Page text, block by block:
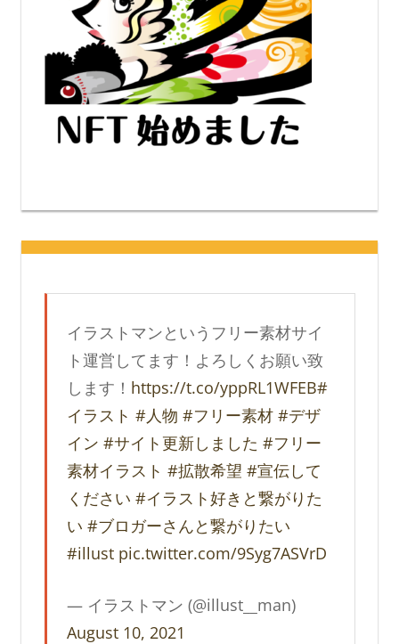
イラストマンというフリー素材サイ
ト運営してます！よろしくお願い致
します！ https://t.co/yppRL1WFEB#
イラスト #人物 #フリー素材 #デザ
イン #サイト更新しました #フリー
素材イラスト #拡散希望 #宣伝して
ください #イラスト好きと繋がりた
い #ブロガーさんと繋がりたい
#illust pic.twitter.com/9Syg7ASVrD
— イラストマン (@illust__man)
August 10, 2021